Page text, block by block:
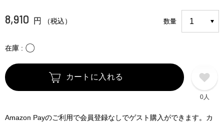
8,910 円 （税込） 数量
在庫 〇
カートに入れる
0人
Amazon Payのご利用で会員登録なしでゲスト購入ができます。カ